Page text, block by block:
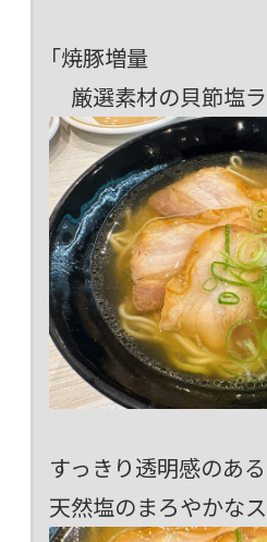
「焼豚増量
厳選素材の貝節塩ラ
すっきり透明感のある
天然塩のまろやかなス